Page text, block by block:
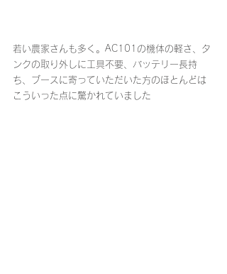
若い農家さんも多く。AC101の機体の軽さ、タ
ンクの取り外しに工具不要、バッテリー長持
ち、ブースに寄っていただいた方のほとんどは
こういった点に驚かれていました